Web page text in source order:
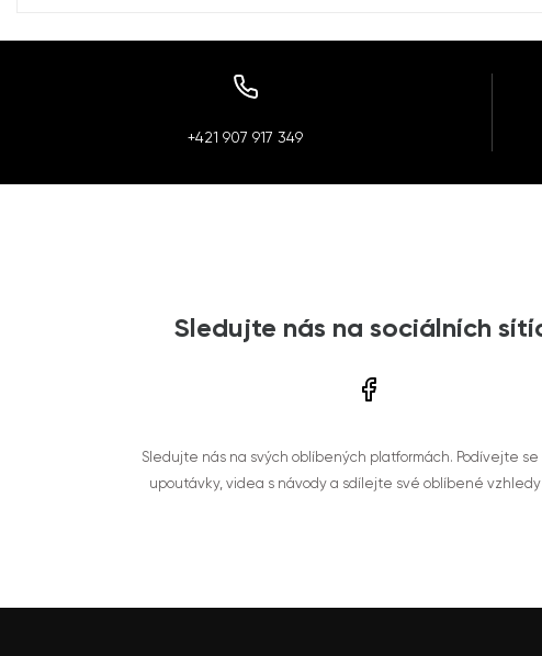
+421 907 917 349
Sledujte nás na sociálních
Sledujte nás na svých oblíbených platformách. Podívejte se
upoutávky, videa s návody a sdílejte své oblíbené